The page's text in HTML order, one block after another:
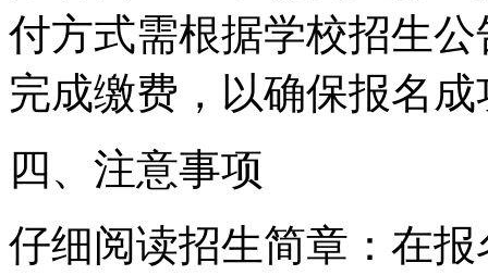
付方式需根据学校招生
完成缴费，以确保报名成
四、注意事项
仔细阅读招生简章：在